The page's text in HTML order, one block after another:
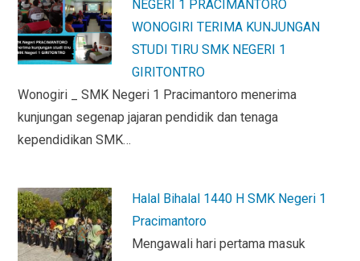
NEGERI 1 PRACIMANTORO
WONOGIRI TERIMA KUNJUNGAN
STUDI TIRU SMK NEGERI 1
GIRITONTRO
Wonogiri _ SMK Negeri 1 Pracimantoro menerima
kunjungan segenap jajaran pendidik dan tenaga
kependidikan SMK…
Halal Bihalal 1440 H SMK Negeri 1
Pracimantoro
Mengawali hari pertama masuk